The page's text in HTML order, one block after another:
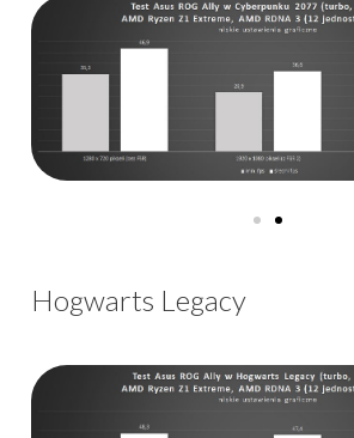
Hogwarts Legacy